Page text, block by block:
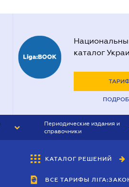
каталог
Периодические издания и
справочники
БУХГАЛТЕР&ЗАКОН
ВЕСТНИК МСФО
КАТАЛОГ РЕШЕНИЙ
ВСЕ ТАРИФЫ